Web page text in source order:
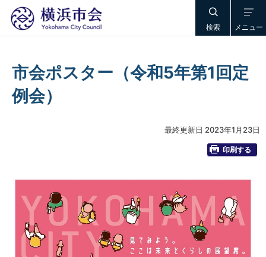
検索 メニュー
市会ポスター（令和5年第1回定
例会）
最終更新日 2023年1月23日
印刷する